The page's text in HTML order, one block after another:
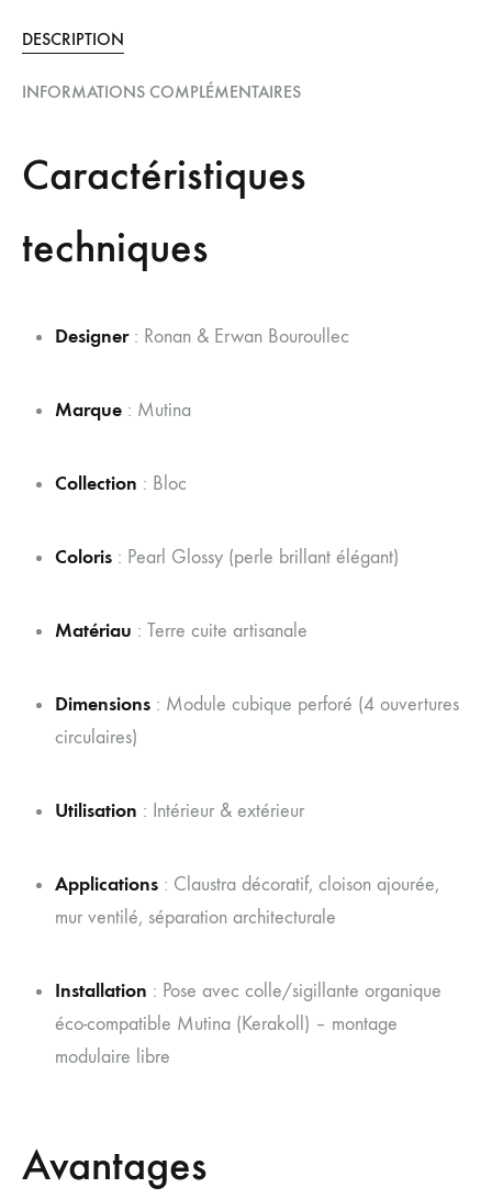
DESCRIPTION
INFORMATIONS COMPLÉMENTAIRES
Caractéristiques
techniques
Designer: Ronan & Erwan Bouroullec
Marque : Mutina
Collection : Bloc
Coloris : Pearl Glossy (perle brillant élégant)
Matériau : Terre cuite artisanale
Dimensions : Module cubique perforé (4 ouvertures
circulaires)
Utilisation : Intérieur & extérieur
Applications : Claustra décoratif, cloison ajourée,
mur ventilé, séparation architecturale
Installation : Pose avec colle/sigillante organique
éco-compatible Mutina (Kerakoll) – montage
modulaire libre
Avantages